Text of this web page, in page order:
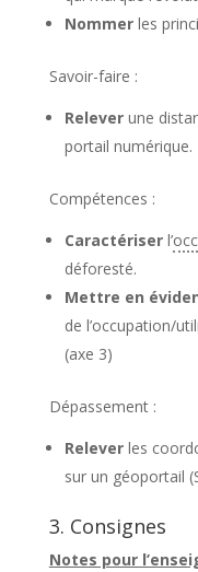
Nommerles
Savoir-faire :
Releverune
portail numérique.
Compétences :
Caractériserl’
déforesté.
Mettre en
de l’occupation/
(axe 3)
Dépassement :
Releverles
sur un géoportail
3. Consignes
Notes pour